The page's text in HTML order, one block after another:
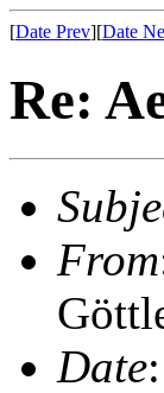
[Date Prev][Date
Re:
From
Date